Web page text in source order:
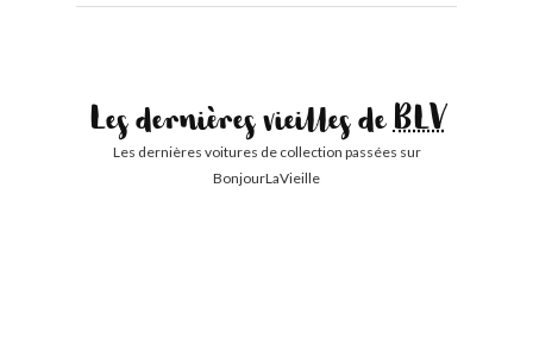
Les dernières vieilles deBLV
Les dernières voitures de collection passées sur
BonjourLaVieille